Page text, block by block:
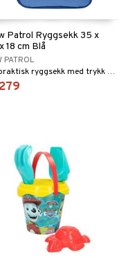
Patrol Ryggsekk 35 x
18 cm Blå
PATROL
En praktisk ryggsekk med trykk av de søte valpene fra Paw Patrol.
279